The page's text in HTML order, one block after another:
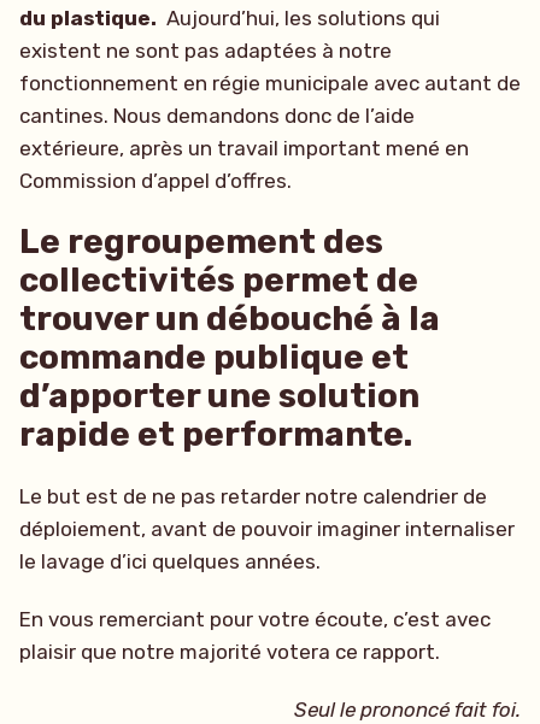
du plastique. Aujourd’hui, les solutions qui
existent ne sont pas adaptées à notre
fonctionnement en régie municipale avec autant de
cantines. Nous demandons donc de l’aide
extérieure, après un travail important mené en
Commission d’appel d’offres.
Le regroupement des
collectivités permet de
trouver un débouché à la
commande publique et
d’apporter une solution
rapide et performante.
Le but est de ne pas retarder notre calendrier de
déploiement, avant de pouvoir imaginer internaliser
le lavage d’ici quelques années.
En vous remerciant pour votre écoute, c’est avec
plaisir que notre majorité votera ce rapport.
Seul le prononcé fait foi.